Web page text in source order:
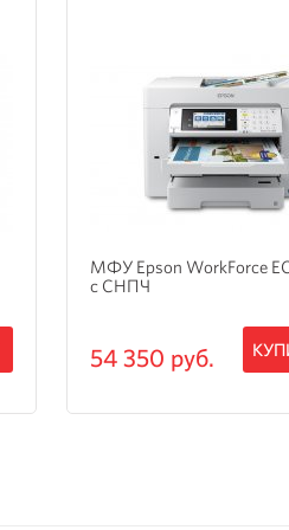
МФУ Epson WorkForce
с СНПЧ
54 350 руб.